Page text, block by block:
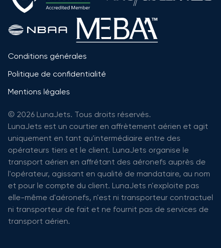
Conditions générales
Politique de confidentialité
Mentions légales
© 2026 LunaJets. Tous droits réservés.
LunaJets est un courtier en affrètement aérien et agit
uniquement en tant qu'intermédiaire entre des
opérateurs tiers et le client. LunaJets organise le
transport aérien en affrétant des aéronefs auprès de
l'opérateur, agissant en qualité de mandataire, au nom
et pour le compte du client. LunaJets n'exploite pas
elle-même d'aéronefs, n'est ni transporteur contractuel
ni transporteur de fait et ne fournit pas de services de
transport aérien.